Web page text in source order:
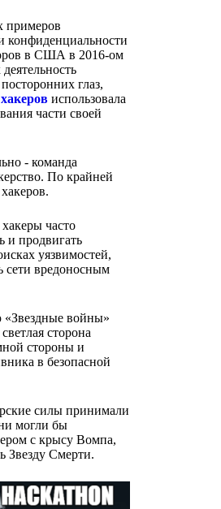
примеров
конфиденциальности
в США в 2016-ом
глаз,
использовала
части своей
- команда
По крайней
часто
и продвигать
уязвимостей,
сети вредоносным
«Звездные войны»
сторона
стороны и
в безопасной
силы принимали
могли бы
с крысу Вомпа,
Звезду Смерти.